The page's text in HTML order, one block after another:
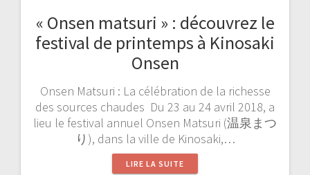
« Onsen matsuri » : découvrez le
festival de printemps à Kinosaki
Onsen
Onsen Matsuri : La célébration de la richesse
des sources chaudes Du 23 au 24 avril 2018, a
lieu le festival annuel Onsen Matsuri (温泉まつ
り), dans la ville de Kinosaki,…
LIRE LA SUITE